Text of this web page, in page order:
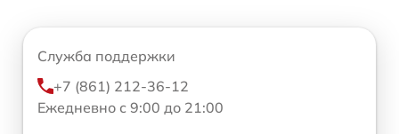
Служба поддержки
+7 (861) 212-36-12
Ежедневно с 9:00 до 21:00